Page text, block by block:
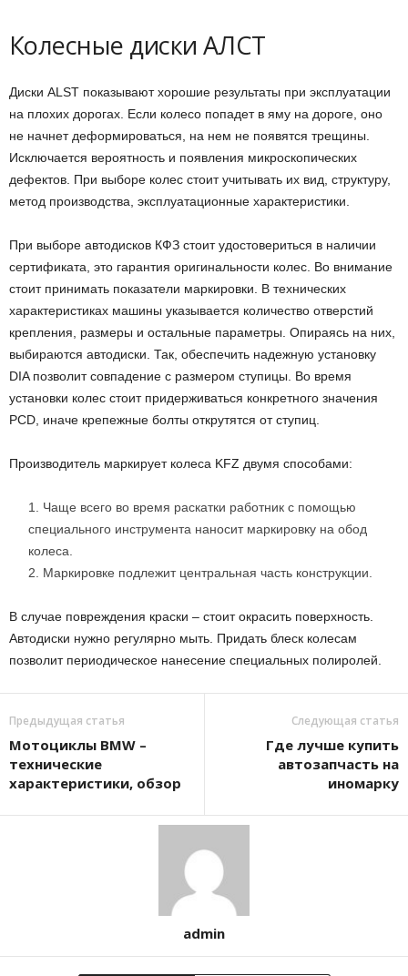
Колесные диски АЛСТ
Диски ALST показывают хорошие результаты при эксплуатации
на плохих дорогах. Если колесо попадет в яму на дороге, оно
не начнет деформироваться, на нем не появятся трещины.
Исключается вероятность и появления микроскопических
дефектов. При выборе колес стоит учитывать их вид, структуру,
метод производства, эксплуатационные характеристики.
При выборе автодисков КФЗ стоит удостовериться в наличии
сертификата, это гарантия оригинальности колес. Во внимание
стоит принимать показатели маркировки. В технических
характеристиках машины указывается количество отверстий
крепления, размеры и остальные параметры. Опираясь на них,
выбираются автодиски. Так, обеспечить надежную установку
DIA позволит совпадение с размером ступицы. Во время
установки колес стоит придерживаться конкретного значения
PCD, иначе крепежные болты открутятся от ступиц.
Производитель маркирует колеса KFZ двумя способами:
Чаще всего во время раскатки работник с помощью
специального инструмента наносит маркировку на обод
колеса.
Маркировке подлежит центральная часть конструкции.
В случае повреждения краски – стоит окрасить поверхность.
Автодиски нужно регулярно мыть. Придать блеск колесам
позволит периодическое нанесение специальных полиролей.
Предыдущая статья
Мотоциклы BMW –
технические
характеристики, обзор
Следующая статья
Где лучше купить
автозапчасть на
иномарку
admin